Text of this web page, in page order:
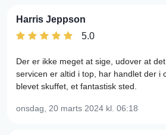
Harris Jeppson
5.0
Der er ikke meget at sige, udover at
servicen er altid i top, har handlet der i
blevet skuffet, et fantastisk sted.
onsdag, 20 marts 2024 kl. 06:18